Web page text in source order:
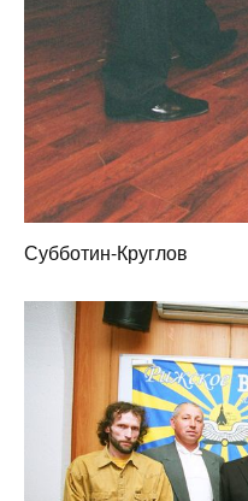
Субботин-Круглов